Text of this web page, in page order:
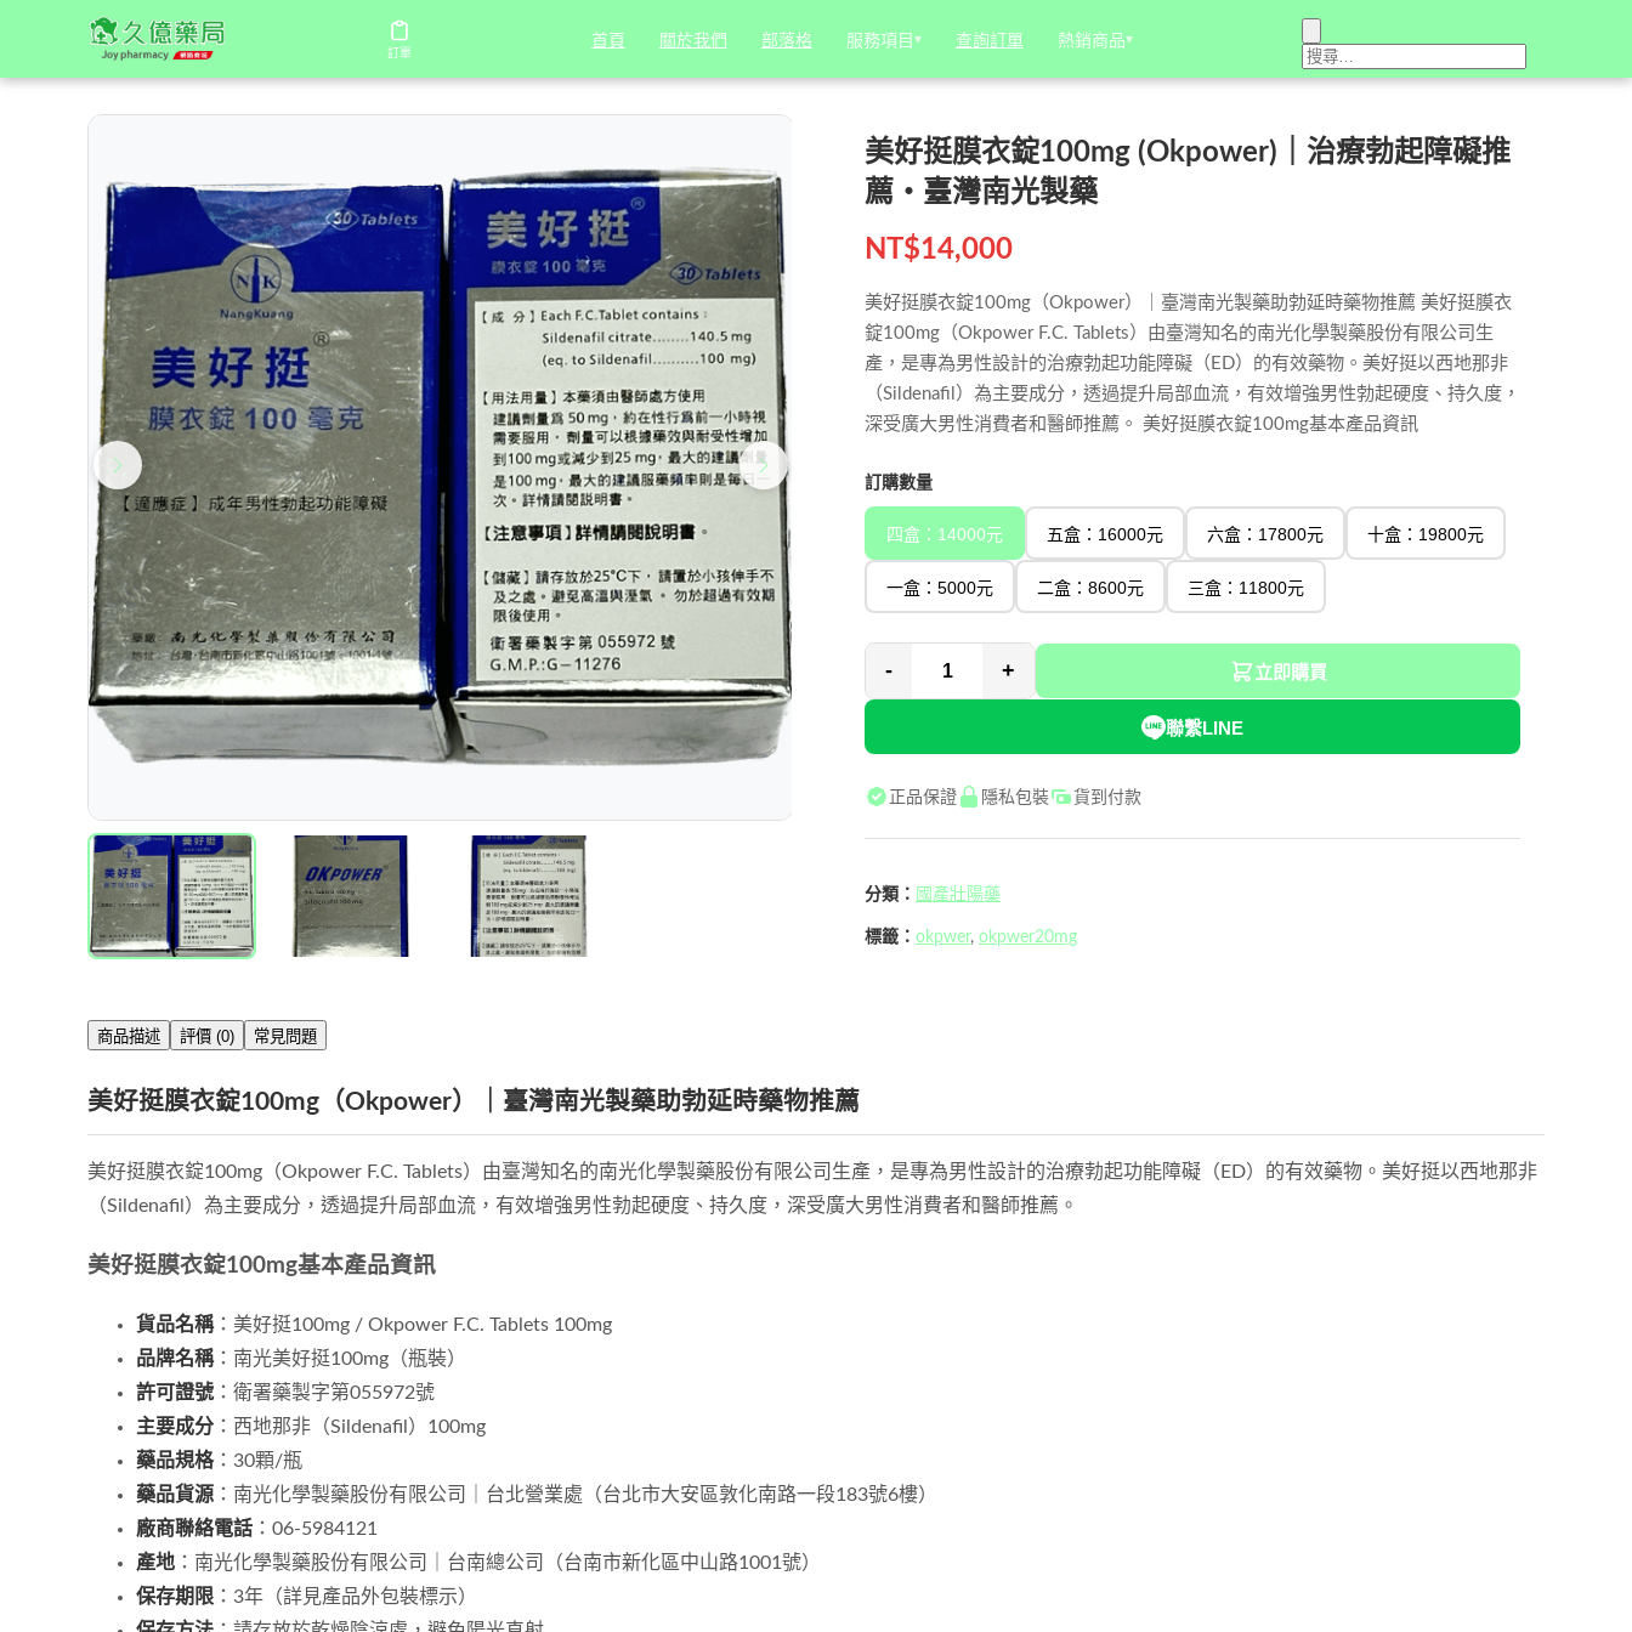
訂單
首頁 關於我們 部落格 服務項目 ▾ 查詢訂單 熱銷商品▾
訂單
首頁 關於我們 部落格 服務項目 ▾ 查詢訂單 熱銷商品▾
首頁 / 商店 / 國產壯陽藥 美好挺膜衣錠100mg (Okpower)｜治療勃起障礙推薦・臺灣南光製藥
美好挺膜衣錠100mg (Okpower)｜治療勃起障礙推
薦・臺灣南光製藥
NT$14,000
美好挺膜衣錠100mg（Okpower）｜臺灣南光製藥助勃延時藥物推薦 美好挺膜衣
錠100mg（Okpower F.C. Tablets）由臺灣知名的南光化學製藥股份有限公司生
產，是專為男性設計的治療勃起功能障礙（ED）的有效藥物。美好挺以西地那非
（Sildenafil）為主要成分，透過提升局部血流，有效增強男性勃起硬度、持久度，
深受廣大男性消費者和醫師推薦。 美好挺膜衣錠100mg基本產品資訊
訂購數量
四盒：14000元 五盒：16000元 六盒：17800元 十盒：19800元
一盒：5000元 二盒：8600元 三盒：11800元
- + 立即購買
聯繫LINE
正品保證 隱私包裝 貨到付款
分類： 國產壯陽藥
標籤： okpwer, okpwer20mg
商品描述 評價 (0) 常見問題
美好挺膜衣錠100mg（Okpower）｜臺灣南光製藥助勃延時藥物推薦
美好挺膜衣錠100mg（Okpower F.C. Tablets）由臺灣知名的南光化學製藥股份有限公司生產，是專為男性設計的治療勃起功能障礙（ED）的有效藥物。美好挺以西地那非
（Sildenafil）為主要成分，透過提升局部血流，有效增強男性勃起硬度、持久度，深受廣大男性消費者和醫師推薦。
美好挺膜衣錠100mg基本產品資訊
貨品名稱：美好挺100mg / Okpower F.C. Tablets 100mg
品牌名稱：南光美好挺100mg（瓶裝）
許可證號 ：衛署藥製字第055972號
主要成分 ：西地那非（Sildenafil）100mg
藥品規格：30顆/瓶
藥品貨源 ：南光化學製藥股份有限公司｜台北營業處（台北市大安區敦化南路一段183號6樓）
廠商聯絡電話 ：06-5984121
產地 ：南光化學製藥股份有限公司｜台南總公司（台南市新化區中山路1001號）
保存期限 ：3年（詳見產品外包裝標示）